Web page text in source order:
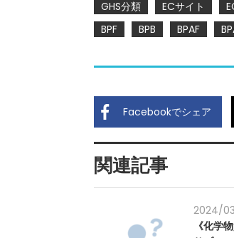
GHS分類
ECサイト
BPF
BPB BPAF
Facebookでシェア
関連記事
2024/
《化学